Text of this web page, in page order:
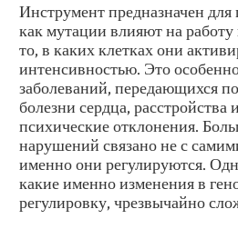
Инструмент предназначен для
как мутации влияют на работу
то, в каких клетках они
интенсивностью. Это
заболеваний, передающихся
болезни сердца,
психические отклонения.
нарушений связано не с
именно они регулируются.
какие именно изменения в
регулировку, чрезвычайно